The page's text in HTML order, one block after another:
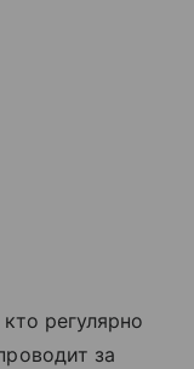
регулярно
за